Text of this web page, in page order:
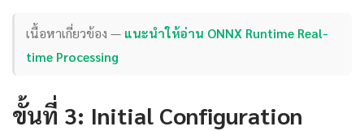
เนื้อหาเกี่ยวข้อง — แนะนำให้อ่าน ONNX Runtime Real-
time Processing
ขั้นที่ 3: Initial Configuration